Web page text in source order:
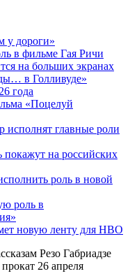
у дороги»
в фильме Гая Ричи
на больших экранах
в Голливуде»
года
«Поцелуй
главные роли
на российских
роль в новой
роль в
новую ленту для HBO
Резо Габриадзе
26 апреля